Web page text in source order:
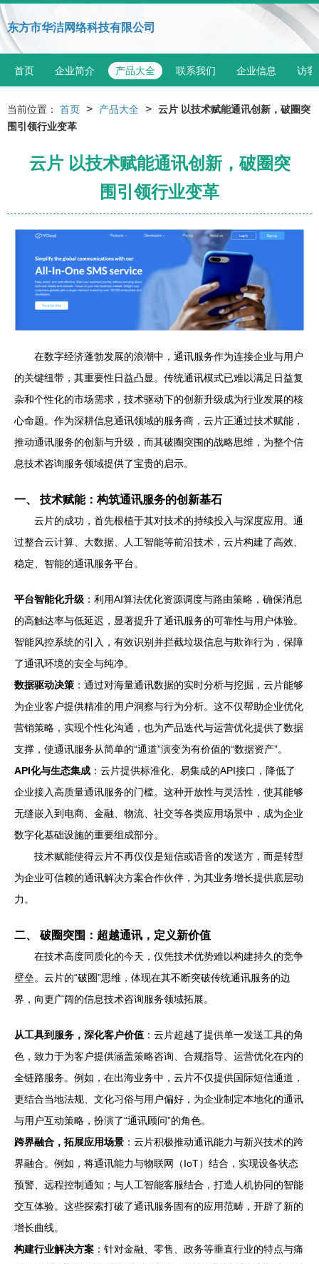
东方市华洁网络科技有限公司
首页 企业简介 产品大全 联系我们 企业信息 访客
当前位置： 首页 > 产品大全 > 云片 以技术赋能通讯创新，破圈突
围引领行业变革
云片 以技术赋能通讯创新，破圈突
围引领行业变革
在数字经济蓬勃发展的浪潮中，通讯服务作为连接企业与用户
的关键纽带，其重要性日益凸显。传统通讯模式已难以满足日益复
杂和个性化的市场需求，技术驱动下的创新升级成为行业发展的核
心命题。作为深耕信息通讯领域的服务商，云片正通过技术赋能，
推动通讯服务的创新与升级，而其破圈突围的战略思维，为整个信
息技术咨询服务领域提供了宝贵的启示。
一、 技术赋能：构筑通讯服务的创新基石
云片的成功，首先根植于其对技术的持续投入与深度应用。通
过整合云计算、大数据、人工智能等前沿技术，云片构建了高效、
稳定、智能的通讯服务平台。
平台智能化升级 ：利用AI算法优化资源调度与路由策略，确保消息
的高触达率与低延迟，显著提升了通讯服务的可靠性与用户体验。
智能风控系统的引入，有效识别并拦截垃圾信息与欺诈行为，保障
了通讯环境的安全与纯净。
数据驱动决策 ：通过对海量通讯数据的实时分析与挖掘，云片能够
为企业客户提供精准的用户洞察与行为分析。这不仅帮助企业优化
营销策略，实现个性化沟通，也为产品迭代与运营优化提供了数据
支撑，使通讯服务从简单的“通道”演变为有价值的“数据资产”。
API化与生态集成 ：云片提供标准化、易集成的API接口，降低了
企业接入高质量通讯服务的门槛。这种开放性与灵活性，使其能够
无缝嵌入到电商、金融、物流、社交等各类应用场景中，成为企业
数字化基础设施的重要组成部分。
技术赋能使得云片不再仅仅是短信或语音的发送方，而是转型
为企业可信赖的通讯解决方案合作伙伴，为其业务增长提供底层动
力。
二、 破圈突围：超越通讯，定义新价值
在技术高度同质化的今天，仅凭技术优势难以构建持久的竞争
壁垒。云片的“破圈”思维，体现在其不断突破传统通讯服务的边
界，向更广阔的信息技术咨询服务领域拓展。
从工具到服务，深化客户价值 ：云片超越了提供单一发送工具的角
色，致力于为客户提供涵盖策略咨询、合规指导、运营优化在内的
全链路服务。例如，在出海业务中，云片不仅提供国际短信通道，
更结合当地法规、文化习俗与用户偏好，为企业制定本地化的通讯
与用户互动策略，扮演了“通讯顾问”的角色。
跨界融合，拓展应用场景 ：云片积极推动通讯能力与新兴技术的跨
界融合。例如，将通讯能力与物联网（IoT）结合，实现设备状态
预警、远程控制通知；与人工智能客服结合，打造人机协同的智能
交互体验。这些探索打破了通讯服务固有的应用范畴，开辟了新的
增长曲线。
构建行业解决方案 ：针对金融、零售、政务等垂直行业的特点与痛